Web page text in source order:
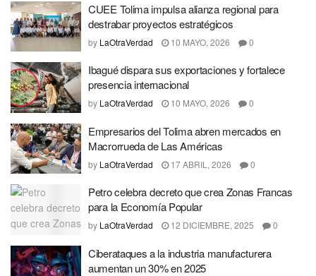
CUEE Tolima impulsa alianza regional para
destrabar proyectos estratégicos
by LaOtraVerdad 10 MAYO, 2026 0
Ibagué dispara sus exportaciones y fortalece
presencia internacional
by LaOtraVerdad 10 MAYO, 2026 0
Empresarios del Tolima abren mercados en
Macrorrueda de Las Américas
by LaOtraVerdad 17 ABRIL, 2026 0
Petro celebra decreto que crea Zonas Francas
para la Economía Popular
by LaOtraVerdad 12 DICIEMBRE, 2025 0
Ciberataques a la industria manufacturera
aumentan un 30% en 2025